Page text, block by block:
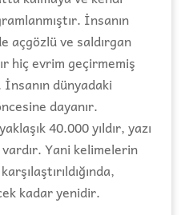
İnsanın
açgözlü ve saldırgan
hiç evrim geçirmemiş
dünyadaki
dayanır.
40.000 yıldır, yazı
vardır. Yani kelimelerin
kadar yenidir.